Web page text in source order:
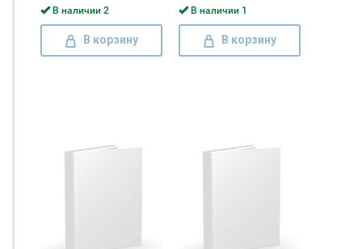
В наличии 2
В корзину
В наличии 1
В корзину